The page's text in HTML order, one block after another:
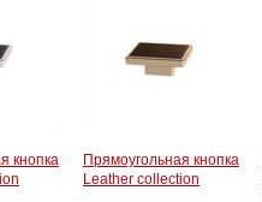
кнопка
Прямоугольная кнопка
Leather collection